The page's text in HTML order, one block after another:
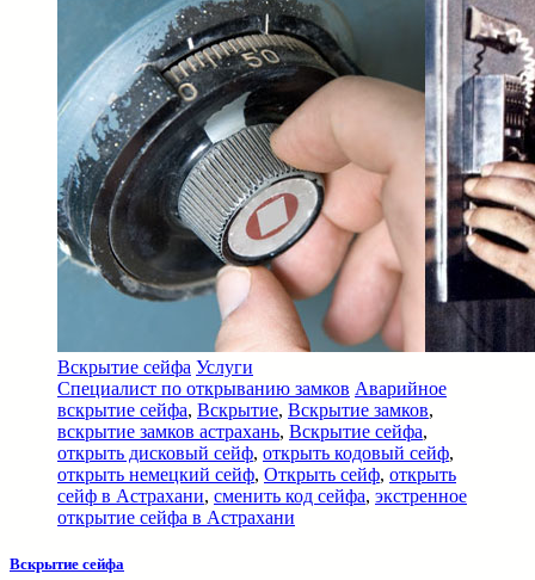
Вскрытие сейфа Услуги
Специалист по открыванию замков Аварийное
вскрытие сейфа, Вскрытие, Вскрытие замков,
вскрытие замков астрахань, Вскрытие сейфа,
открыть дисковый сейф, открыть кодовый сейф,
открыть немецкий сейф, Открыть сейф, открыть
сейф в Астрахани, сменить код сейфа, экстренное
открытие сейфа в Астрахани
Вскрытие сейфа